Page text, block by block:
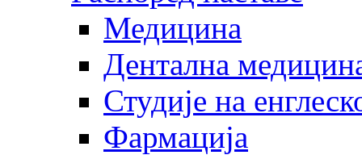
Медицина
Дентална
Студије на
Фармација